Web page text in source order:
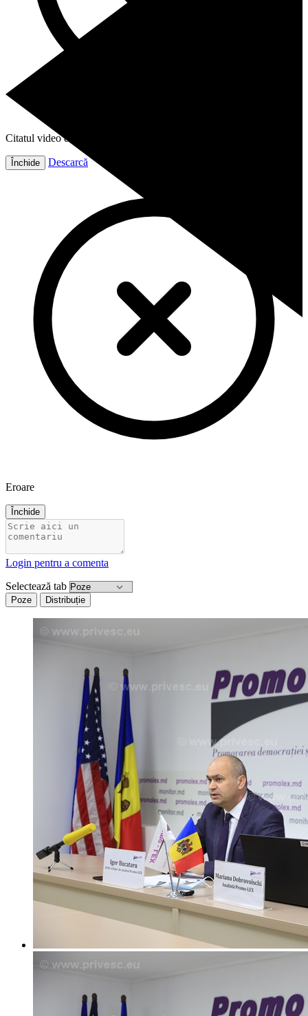
Citatul video este gata!
Închide Descarcă
Eroare
Închide
Login pentru a comenta
Selectează tab
Poze Distribuție